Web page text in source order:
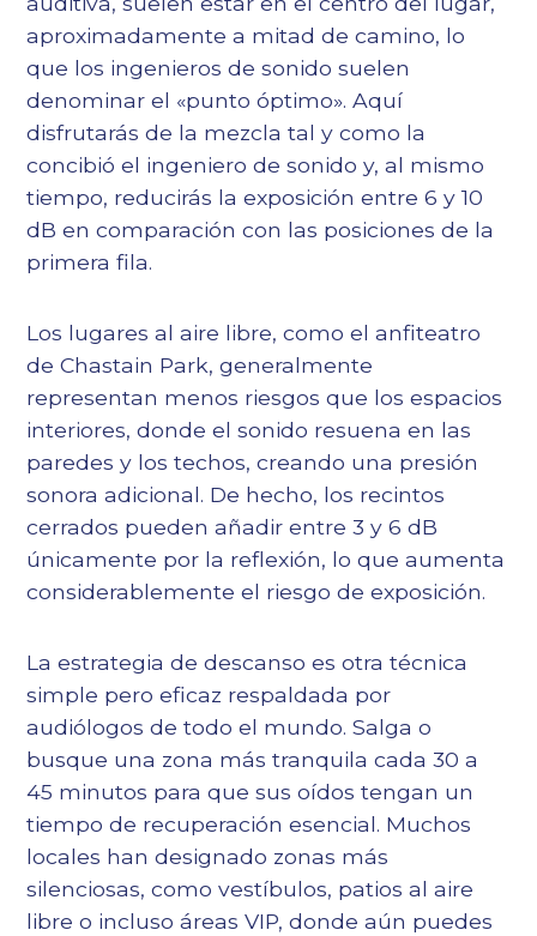
aproximadamente a mitad de camino, lo
que los ingenieros de sonido suelen
denominar el «punto óptimo». Aquí
disfrutarás de la mezcla tal y como la
concibió el ingeniero de sonido y, al mismo
tiempo, reducirás la exposición entre 6 y 10
dB en comparación con las posiciones de la
primera fila.
Los lugares al aire libre, como el anfiteatro
de Chastain Park, generalmente
representan menos riesgos que los espacios
interiores, donde el sonido resuena en las
paredes y los techos, creando una presión
sonora adicional. De hecho, los recintos
cerrados pueden añadir entre 3 y 6 dB
únicamente por la reflexión, lo que aumenta
considerablemente el riesgo de exposición.
La estrategia de descanso es otra técnica
simple pero eficaz respaldada por
audiólogos de todo el mundo. Salga o
busque una zona más tranquila cada 30 a
45 minutos para que sus oídos tengan un
tiempo de recuperación esencial. Muchos
locales han designado zonas más
silenciosas, como vestíbulos, patios al aire
libre o incluso áreas VIP, donde aún puedes